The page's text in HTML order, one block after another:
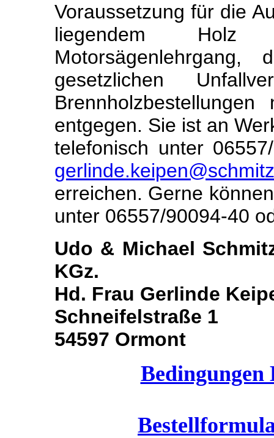
Voraussetzung für die
liegendem
gesetzlichen
entgegen. Sie ist an
telefonisch unter
erreichen. Gerne
unter 06557/90094-40
Udo & Michael
KGz.
Hd. Frau Gerlinde
Schneifelstraße 1
54597 Ormont
Bedingungen